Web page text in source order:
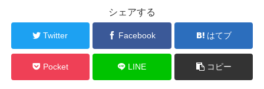
シェアする
Twitter Facebook はてブ
Pocket LINE コピー